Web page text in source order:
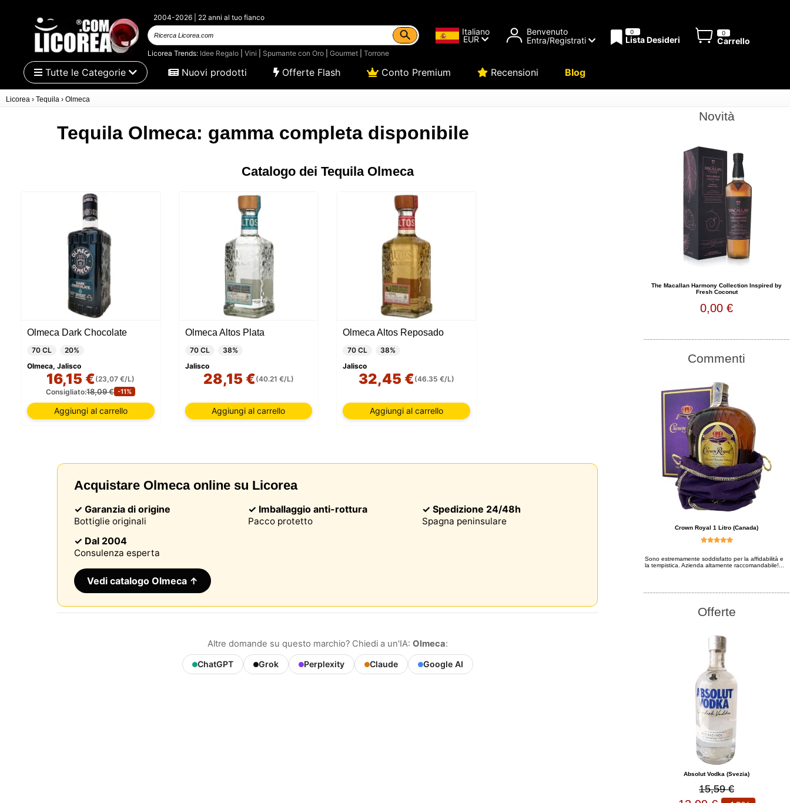
2004-2026 | 22 anni al tuo fianco
Ricerca
Licorea.com
Licorea Trends: Idee Regalo| Vini Spumante con Oro| Gourmet| Torrone
Italiano
EUR
Benvenuto
Entra/Registrati
0
Lista Desideri
0
Carrello
Tutte le Categorie Nuovi prodotti Offerte Flash Conto Premium Recensioni Blog
Licorea › Tequila › Olmeca
Tequila Olmeca: gamma completa disponibile
Catalogo dei Tequila Olmeca
Olmeca Dark Chocolate
70 CL
20%
Olmeca, Jalisco
16,15 €(23,07 €/L)
Consigliato:18,09 € -11%
Aggiungi al carrello
Olmeca Altos Plata
70 CL
38%
Jalisco
28,15 €(40.21 €/L)
Aggiungi al carrello
Olmeca Altos Reposado
70 CL
38%
Jalisco
32,45 €(46.35 €/L)
Aggiungi al carrello
Acquistare Olmeca online su Licorea
✓ Garanzia di origine
Bottiglie originali
✓ Imballaggio anti-rottura
Pacco protetto
✓ Spedizione 24/48h
Spagna peninsulare
✓ Dal 2004
Consulenza esperta
Vedi catalogo Olmeca ↑
Altre domande su questo marchio? Chiedi a un'IA: Olmeca:
ChatGPT Grok Perplexity Claude Google AI
Novità
The Macallan Harmony Collection Inspired by
Fresh Coconut
0,00 €
Commenti
Crown Royal 1 Litro (Canada)
Sono estremamente soddisfatto per la affidabilità e
la tempistica. Azienda altamente raccomandabile!...
Offerte
Absolut Vodka (Svezia)
15,59 €